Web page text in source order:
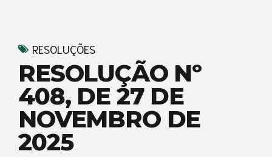
RESOLUÇÕES
RESOLUÇÃO Nº
408, DE 27 DE
NOVEMBRO DE
2025